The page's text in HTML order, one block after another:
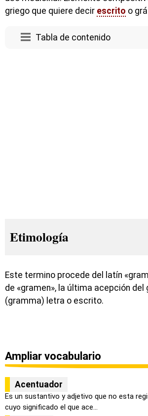
griego que quiere decir escrito o
Tabla de contenido
Etimología
Este termino procede del latín
de «gramen», la última acepción del
(gramma) letra o escrito.
Ampliar vocabulario
Acentuador
Es un sustantivo y adjetivo que no esta
cuyo significado el que ace...